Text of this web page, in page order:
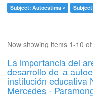
Subject: Autoestima ×
Now showing items 1-10
La importancia del
desarrollo de la
institución educativa
Mercedes -